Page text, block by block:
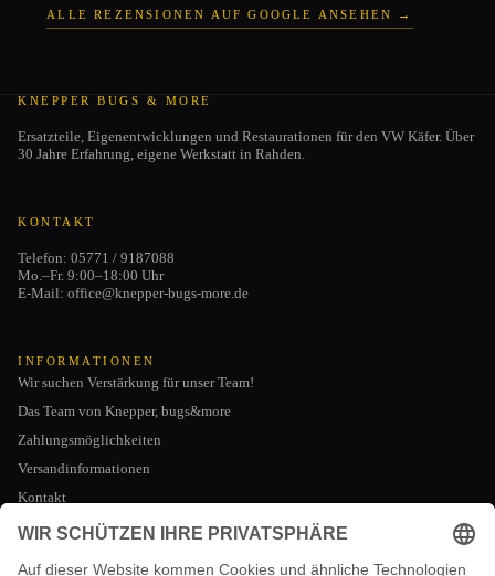
ALLE REZENSIONEN AUF GOOGLE ANSEHEN →
KNEPPER BUGS & MORE
Ersatzteile, Eigenentwicklungen und Restaurationen für den VW Käfer. Über
30 Jahre Erfahrung, eigene Werkstatt in Rahden.
KONTAKT
Telefon: 05771 / 9187088
Mo.–Fr. 9:00–18:00 Uhr
E-Mail: office@knepper-bugs-more.de
INFORMATIONEN
Wir suchen Verstärkung für unser Team!
Das Team von Knepper, bugs&more
Zahlungsmöglichkeiten
Versandinformationen
Kontakt
RECHTLICHES
AGB